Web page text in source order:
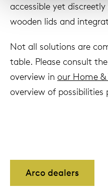
accessible yet
wooden lids and
Not all solutions are
table. Please consult
overview in our Home
overview of possibilities
Arco dealers